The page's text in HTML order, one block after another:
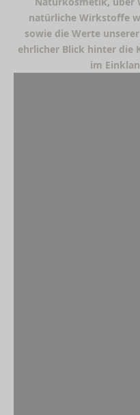
natürliche Wirkstoffe
sowie die Werte
ehrlicher Blick hinter die
im